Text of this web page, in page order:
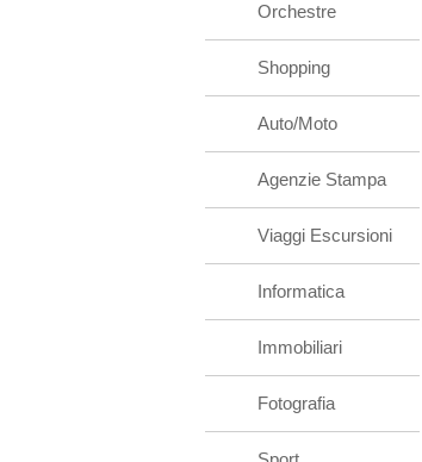
Orchestre
Shopping
Auto/Moto
Agenzie Stampa
Viaggi Escursioni
Informatica
Immobiliari
Fotografia